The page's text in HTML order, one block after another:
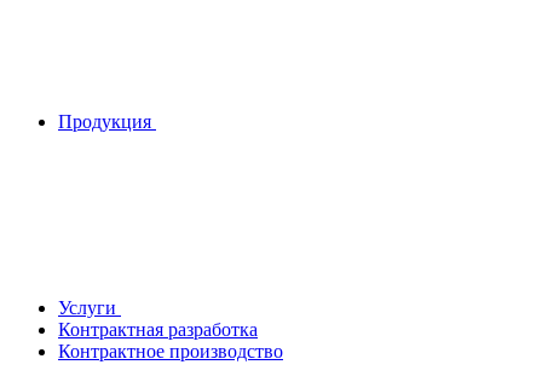
Продукция
Услуги
Контрактная разработка
Контрактное производство